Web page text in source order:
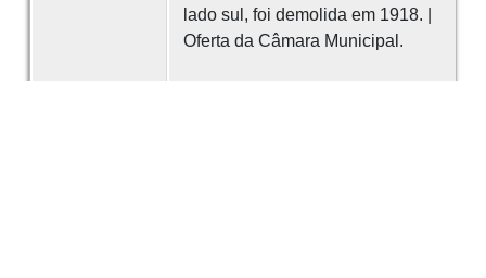
lado sul, foi demolida em 1918. |
Oferta da Câmara Municipal.